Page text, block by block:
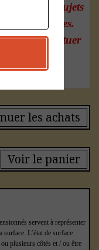
sont sujets
antérieures.
peuvent fluctuer
préavis
les achats
Voir le panier
servent à représenter
L’état de surface
plusieurs côtés et / ou être